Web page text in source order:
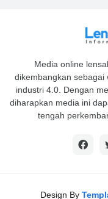
Media online
dikembangkan sebagai
industri 4.0. Dengan
diharapkan media ini
tengah
Design By